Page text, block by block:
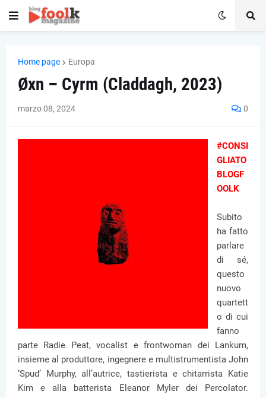
Home page Europa
Øxn – Cyrm (Claddagh, 2023)
marzo 08, 2024 0
#CONSI
GLIATO
BLOGF
OOLK
Subito
ha fatto
parlare
di sé,
questo
nuovo
quartett
o di cui
fanno
parte Radie Peat, vocalist e frontwoman dei Lankum,
insieme al produttore, ingegnere e multistrumentista John
‘Spud’ Murphy, all’autrice, tastierista e chitarrista Katie
Kim e alla batterista Eleanor Myler dei Percolator.